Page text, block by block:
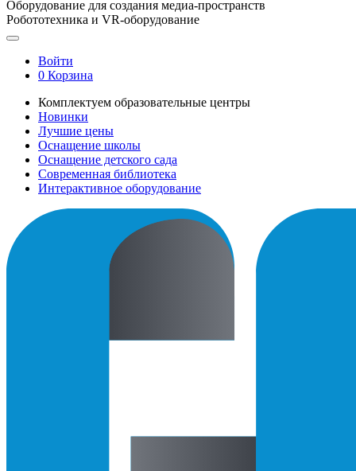
Оборудование для создания медиа-пространств
Робототехника и VR-оборудование
Войти
0 Корзина
Комплектуем образовательные центры
Новинки
Лучшие цены
Оснащение школы
Оснащение детского сада
Современная библиотека
Интерактивное оборудование